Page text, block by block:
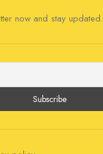
now and stay updated.